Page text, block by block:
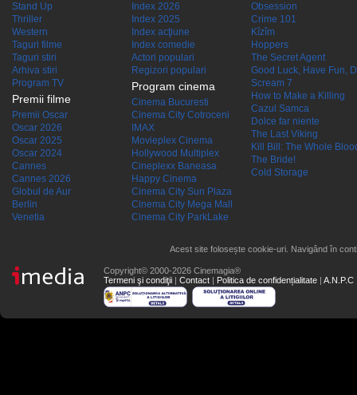
Stand Up
Thriller
Western
Taguri filme
Taguri stiri
Arhiva stiri
Program TV
Premii filme
Premii Oscar
Oscar 2026
Oscar 2025
Oscar 2024
Cannes
Cannes 2026
Globul de Aur
Berlin
Venetia
Index 2026
Index 2025
Index acţiune
Index comedie
Actori populari
Regizori populari
Program cinema
Cinema Bucuresti
Cinema City Cotroceni
IMAX
Movieplex Cinema
Hollywood Multiplex
Cineplexx Baneasa
Happy Cinema
Cinema City Sun Plaza
Cinema City Mega Mall
Cinema City ParkLake
Obsession
Crime 101
Kîzîm
Hoppers
The Secret Agent
Good Luck, Have Fun,
Scream 7
How to Make a Killing
Cazul Samca
Dolce far niente
The Last Viking
Kill Bill: The Whole
The Bride!
Cold Storage
Acest site folosește cookie-uri. Navigând în
Copyright© 2000-2026 Cinemagia®
Termeni şi condiţii | Contact | Politica de confidențialitate | A.N.P.C